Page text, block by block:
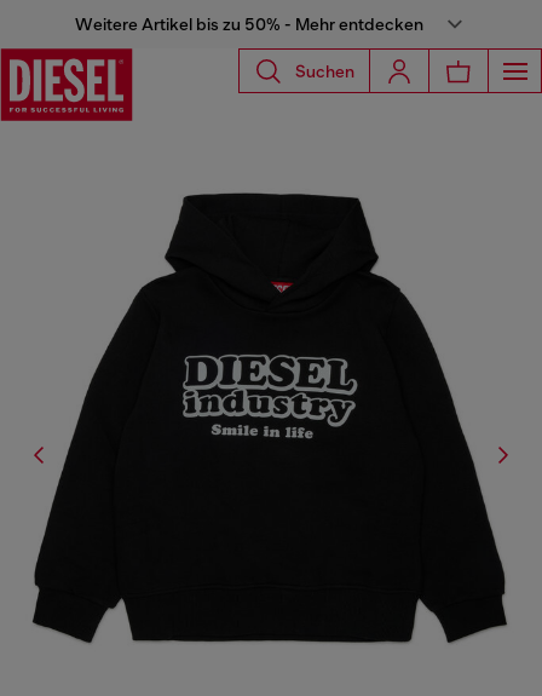
Weitere Artikel bis zu 50% - Mehr entdecken
Suchen